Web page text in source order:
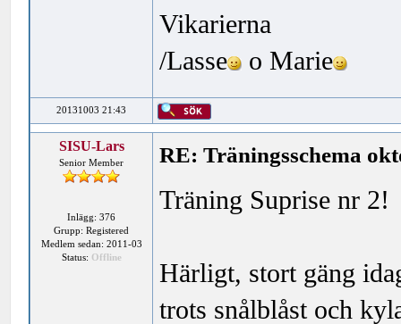
Vikarierna
/Lasse
o Marie
20131003 21:43
SISU-Lars
Senior Member
Inlägg: 376
Grupp: Registered
Medlem sedan: 2011-03
Status: Offline
RE: Träningsschema
Träning Suprise nr 2!
Härligt, stort gäng
trots snålblåst och